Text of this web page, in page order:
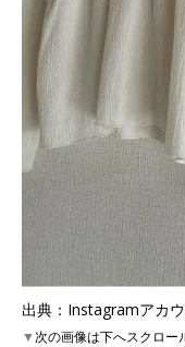
出典：Instagramアカ
▼次の画像は下へスクロー